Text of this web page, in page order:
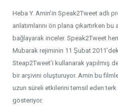
Heba Y. Amin’in Speak2Tweet adlı
anlatımlarını ön plana çıkartırken
bağlayarak inceler. Speak2Tweet
Mubarak rejiminin 11 Şubat
Steap2Tweet’i kullanarak yapılmış
bir arşivini oluşturuyor. Amin bu
uzun süreli etkilerini temsil eden terk
gösteriyor.